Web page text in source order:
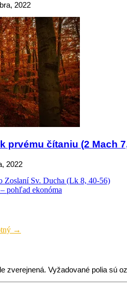
2022
prvému čítaniu (2 Mach
2022
Zoslaní Sv. Ducha (Lk 8, 40-56)
pohľad ekonóma
→
zverejnená. Vyžadované polia sú